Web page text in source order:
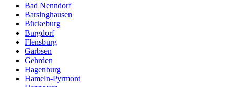
Bad Nenndorf
Barsinghausen
Bückeburg
Burgdorf
Flensburg
Garbsen
Gehrden
Hagenburg
Hameln-Pyrmont